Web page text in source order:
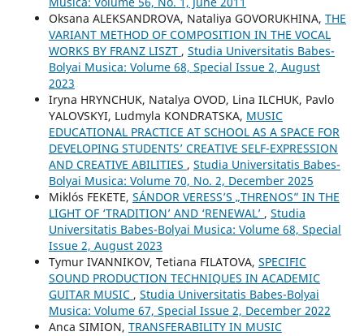
Oksana ALEKSANDROVA, Nataliya GOVORUKHINA, THE
VARIANT METHOD OF COMPOSITION IN THE VOCAL
WORKS BY FRANZ LISZT , Studia Universitatis Babes-
Bolyai Musica: Volume 68, Special Issue 2, August
2023
Iryna HRYNCHUK, Natalya OVOD, Lina ILCHUK, Pavlo
YALOVSKYI, Ludmyla KONDRATSKA, MUSIC
EDUCATIONAL PRACTICE AT SCHOOL AS A SPACE FOR
DEVELOPING STUDENTS’ CREATIVE SELF-EXPRESSION
AND CREATIVE ABILITIES , Studia Universitatis Babes-
Bolyai Musica: Volume 70, No. 2, December 2025
Miklós FEKETE, SÁNDOR VERESS’S „THRENOS” IN THE
LIGHT OF ‘TRADITION’ AND ‘RENEWAL’ , Studia
Universitatis Babes-Bolyai Musica: Volume 68, Special
Issue 2, August 2023
Tymur IVANNIKOV, Tetiana FILATOVA, SPECIFIC
SOUND PRODUCTION TECHNIQUES IN ACADEMIC
GUITAR MUSIC , Studia Universitatis Babes-Bolyai
Musica: Volume 67, Special Issue 2, December 2022
Anca SIMION, TRANSFERABILITY IN MUSIC